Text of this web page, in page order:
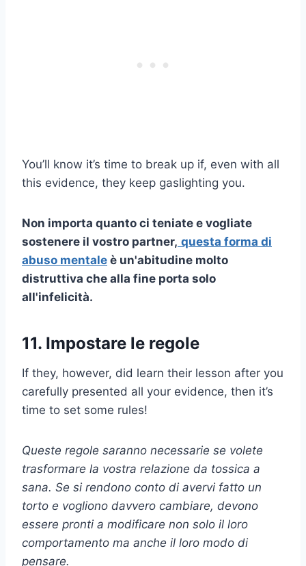
You’ll know it’s time to break up if, even with all
this evidence, they keep gaslighting you.
Non importa quanto ci teniate e vogliate
sostenere il vostro partner, questa forma di
abuso mentale è un'abitudine molto
distruttiva che alla fine porta solo
all'infelicità.
11. Impostare le regole
If they, however, did learn their lesson after you
carefully presented all your evidence, then it’s
time to set some rules!
Queste regole saranno necessarie se volete
trasformare la vostra relazione da tossica a
sana. Se si rendono conto di avervi fatto un
torto e vogliono davvero cambiare, devono
essere pronti a modificare non solo il loro
comportamento ma anche il loro modo di
pensare.